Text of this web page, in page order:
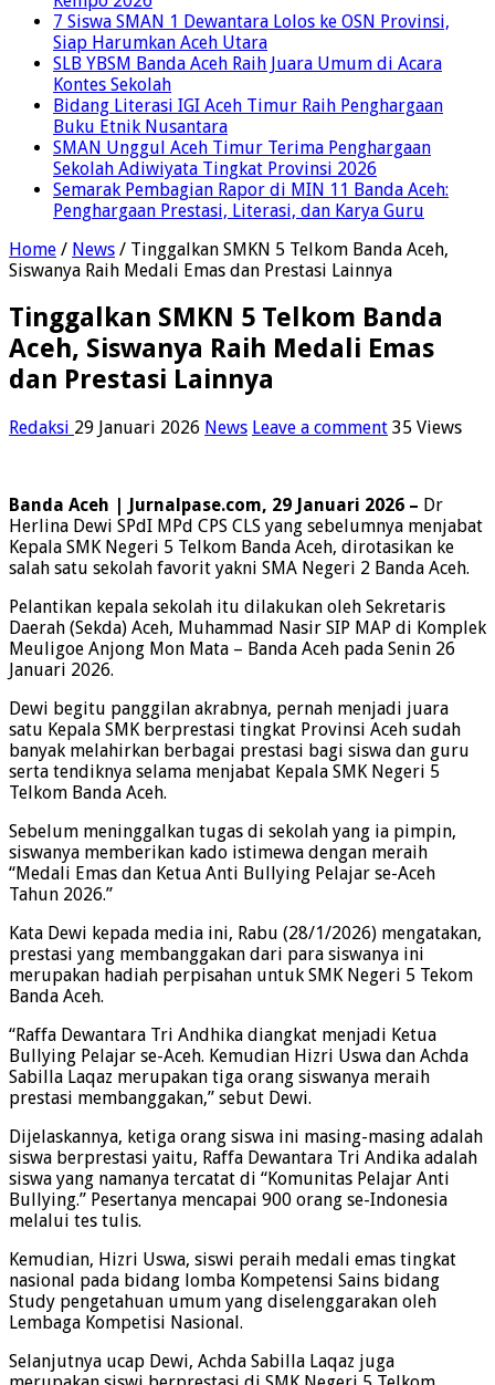
7 Siswa SMAN 1 Dewantara Lolos ke OSN Provinsi,
Siap Harumkan Aceh Utara
SLB YBSM Banda Aceh Raih Juara Umum di Acara
Kontes Sekolah
Bidang Literasi IGI Aceh Timur Raih Penghargaan
Buku Etnik Nusantara
SMAN Unggul Aceh Timur Terima Penghargaan
Sekolah Adiwiyata Tingkat Provinsi 2026
Semarak Pembagian Rapor di MIN 11 Banda Aceh:
Penghargaan Prestasi, Literasi, dan Karya Guru
Home / News / Tinggalkan SMKN 5 Telkom Banda Aceh,
Siswanya Raih Medali Emas dan Prestasi Lainnya
Tinggalkan SMKN 5 Telkom Banda
Aceh, Siswanya Raih Medali Emas
dan Prestasi Lainnya
Redaksi 29 Januari 2026 News Leave a comment 35 Views
Banda Aceh | Jurnalpase.com, 29 Januari 2026 – Dr
Herlina Dewi SPdI MPd CPS CLS yang sebelumnya menjabat
Kepala SMK Negeri 5 Telkom Banda Aceh, dirotasikan ke
salah satu sekolah favorit yakni SMA Negeri 2 Banda Aceh.
Pelantikan kepala sekolah itu dilakukan oleh Sekretaris
Daerah (Sekda) Aceh, Muhammad Nasir SIP MAP di Komplek
Meuligoe Anjong Mon Mata – Banda Aceh pada Senin 26
Januari 2026.
Dewi begitu panggilan akrabnya, pernah menjadi juara
satu Kepala SMK berprestasi tingkat Provinsi Aceh sudah
banyak melahirkan berbagai prestasi bagi siswa dan guru
serta tendiknya selama menjabat Kepala SMK Negeri 5
Telkom Banda Aceh.
Sebelum meninggalkan tugas di sekolah yang ia pimpin,
siswanya memberikan kado istimewa dengan meraih
“Medali Emas dan Ketua Anti Bullying Pelajar se-Aceh
Tahun 2026.”
Kata Dewi kepada media ini, Rabu (28/1/2026) mengatakan,
prestasi yang membanggakan dari para siswanya ini
merupakan hadiah perpisahan untuk SMK Negeri 5 Tekom
Banda Aceh.
“Raffa Dewantara Tri Andhika diangkat menjadi Ketua
Bullying Pelajar se-Aceh. Kemudian Hizri Uswa dan Achda
Sabilla Laqaz merupakan tiga orang siswanya meraih
prestasi membanggakan,” sebut Dewi.
Dijelaskannya, ketiga orang siswa ini masing-masing adalah
siswa berprestasi yaitu, Raffa Dewantara Tri Andika adalah
siswa yang namanya tercatat di “Komunitas Pelajar Anti
Bullying.” Pesertanya mencapai 900 orang se-Indonesia
melalui tes tulis.
Kemudian, Hizri Uswa, siswi peraih medali emas tingkat
nasional pada bidang lomba Kompetensi Sains bidang
Study pengetahuan umum yang diselenggarakan oleh
Lembaga Kompetisi Nasional.
Selanjutnya ucap Dewi, Achda Sabilla Laqaz juga